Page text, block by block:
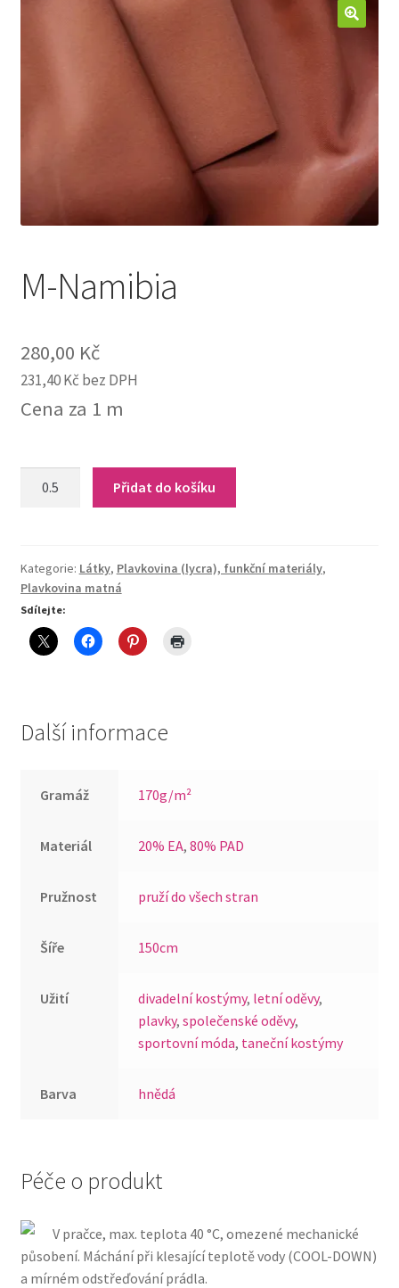
M-Namibia
280,00 Kč
231,40Kč bez DPH
Cena za 1 m
Přidat do košíku
Kategorie: Látky, Plavkovina (lycra), funkční materiály,
Plavkovina matná
Sdílejte:
Další informace
Gramáž 170g/m²
Materiál 20% EA,80% PAD
Pružnost pruží do všech stran
Šíře 150cm
Užití divadelní kostýmy, letní oděvy,
plavky,společenské oděvy,
sportovní móda, taneční kostýmy
Barva hnědá
Péče o produkt
V pračce, max. teplota 40 °C, omezené mechanické
působení. Máchání při klesající teplotě vody (COOL-DOWN)
a mírném odstřeďování prádla.